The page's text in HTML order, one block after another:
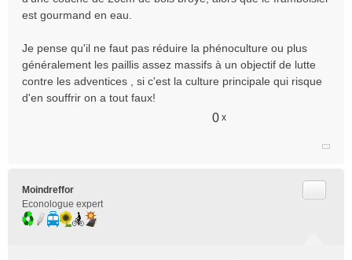
est gourmand en eau.
Je pense qu'il ne faut pas réduire la phénoculture ou plus
généralement les paillis assez massifs à un objectif de lutte
contre les adventices , si c'est la culture principale qui risque
d'en souffrir on a tout faux!
0 x
Moindreffor
Econologue expert